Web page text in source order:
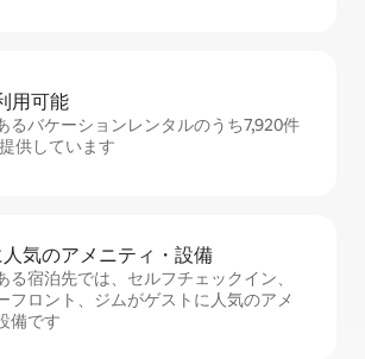
用⁠可⁠能
るバケーションレンタルのうち7,920件
供しています
気⁠のア⁠メ⁠ニ⁠テ⁠ィ・設⁠備
る宿泊先では、セ⁠ル⁠フチ⁠ェ⁠ッ⁠ク⁠イ⁠ン、
フロント、ジムがゲストに人気のアメ
備です